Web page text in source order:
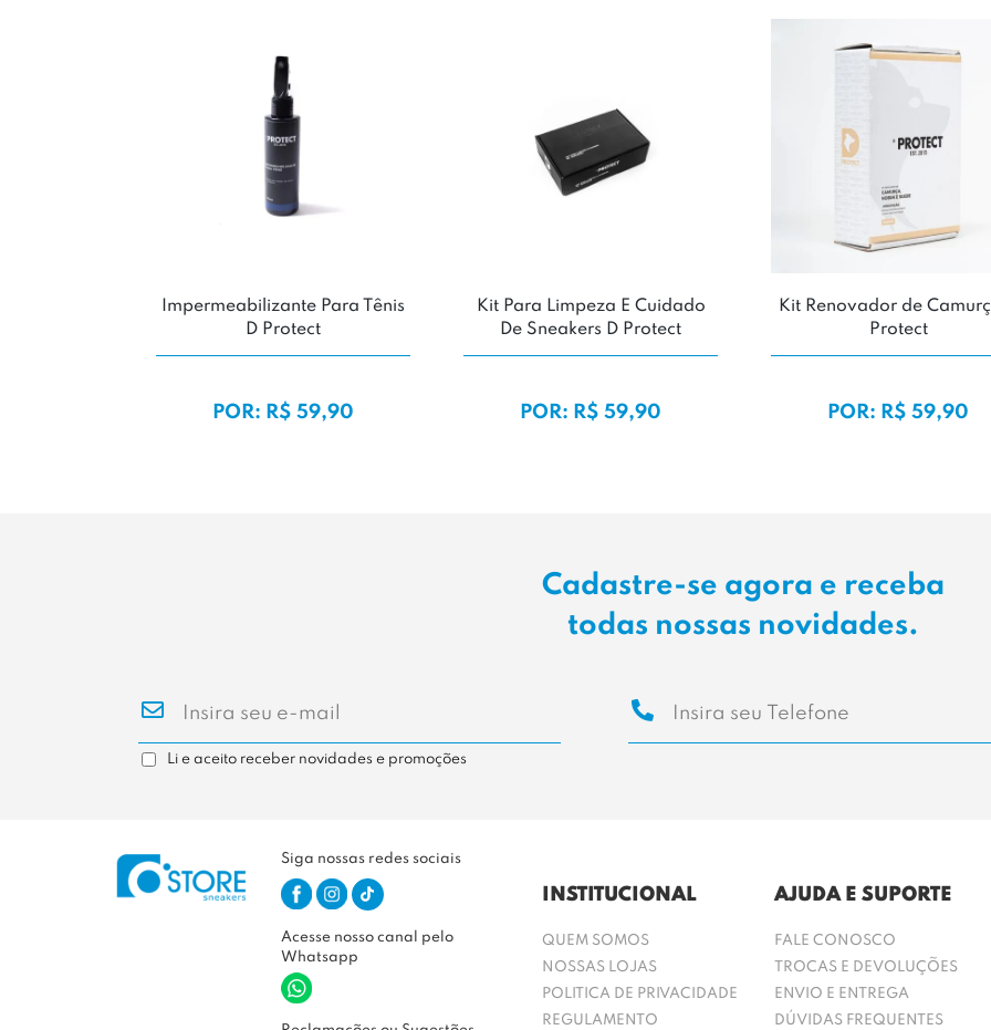
Impermeabilizante Para Tênis
D Protect
POR: R$ 59,90
Kit Para Limpeza E Cuidado
De Sneakers D Protect
POR: R$ 59,90
Kit Renovador de
Protect
POR: R$ 59,90
Cadastre-se agora e receba
todas nossas novidades.
Li e aceito receber novidades e promoções
Siga nossas redes sociais
Acesse nosso canal pelo
Whatsapp
INSTITUCIONAL
QUEM SOMOS
NOSSAS LOJAS
POLITICA DE PRIVACIDADE
REGULAMENTO
AJUDA E SUPORTE
FALE CONOSCO
TROCAS E DEVOLUÇÕES
ENVIO E ENTREGA
DÚVIDAS FREQUENTES